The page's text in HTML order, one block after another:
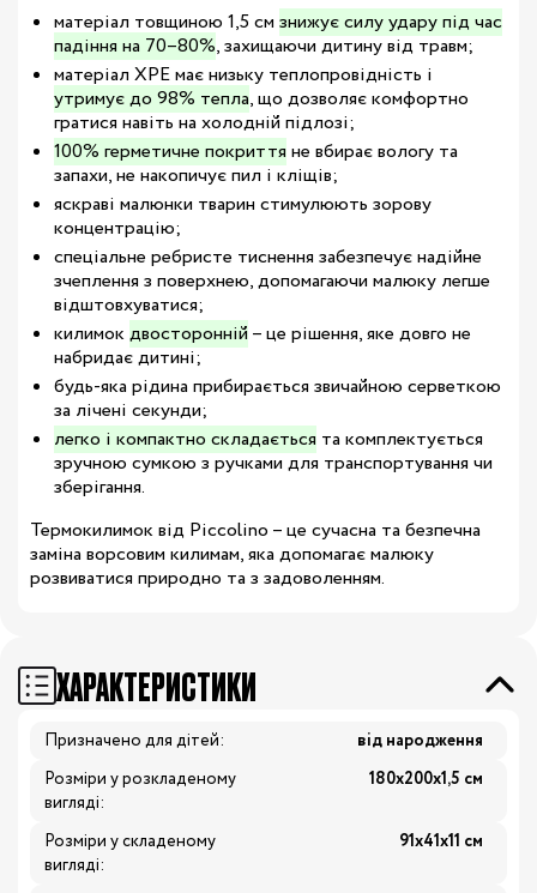
матеріал товщиною 1,5 см знижує силу удару під час
падіння на 70–80%, захищаючи дитину від травм;
матеріал XPE має низьку теплопровідність і
утримує до 98% тепла, що дозволяє комфортно
гратися навіть на холодній підлозі;
100% герметичне покриття не вбирає вологу та
запахи, не накопичує пил і кліщів;
яскраві малюнки тварин стимулюють зорову
концентрацію;
спеціальне ребристе тиснення забезпечує надійне
зчеплення з поверхнею, допомагаючи малюку легше
відштовхуватися;
килимок двосторонній – це рішення, яке довго не
набридає дитині;
будь-яка рідина прибирається звичайною серветкою
за лічені секунди;
легко і компактно складається та комплектується
зручною сумкою з ручками для транспортування чи
зберігання.
Термокилимок від Piccolino – це сучасна та безпечна
заміна ворсовим килимам, яка допомагає малюку
розвиватися природно та з задоволенням.
ХАРАКТЕРИСТИКИ
Призначено для дітей:
від народження
Розміри у розкладеному
вигляді:
180х200х1,5 см
Розміри у складеному
вигляді:
91x41х11 см